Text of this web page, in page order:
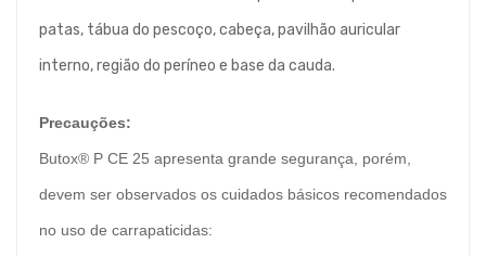
patas, tábua do pescoço, cabeça, pavilhão auricular
interno, região do períneo e base da cauda.
Precauções:
Butox® P CE 25 apresenta grande segurança, porém,
devem ser observados os cuidados básicos recomendados
no uso de carrapaticidas: